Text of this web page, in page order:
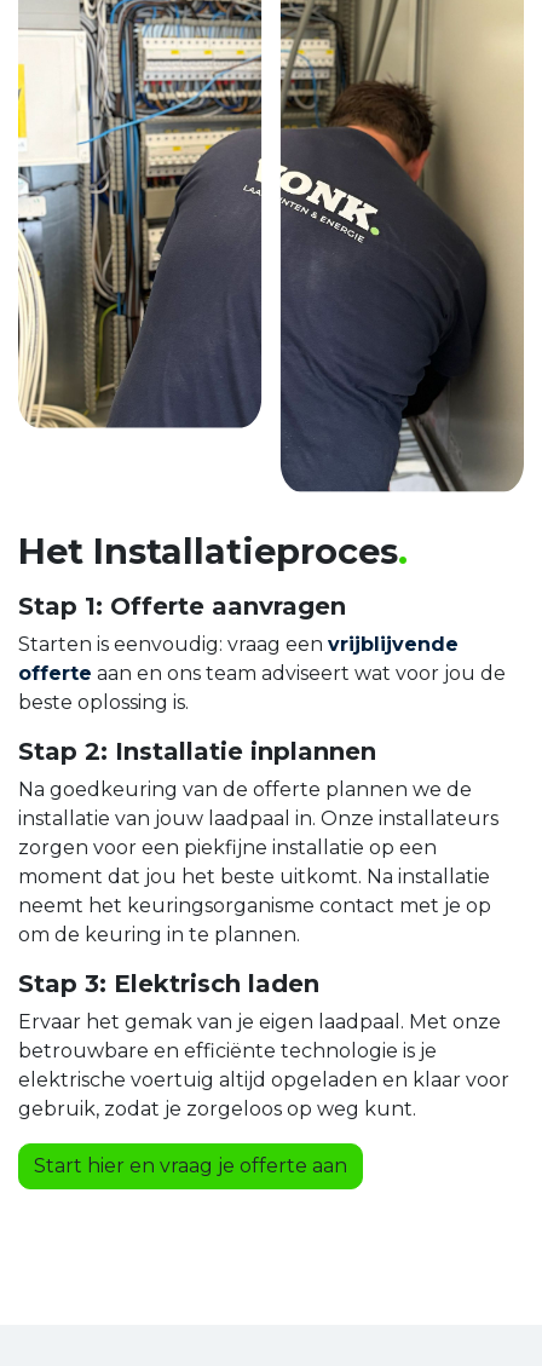
Het Installatieproces.
Stap 1: Offerte aanvragen
Starten is eenvoudig: vraag een vrijblijvende
offerte aan en ons team adviseert wat voor jou de
beste oplossing is.
Stap 2: Installatie inplannen
Na goedkeuring van de offerte plannen we de
installatie van jouw laadpaal in. Onze installateurs
zorgen voor een piekfijne installatie op een
moment dat jou het beste uitkomt. Na installatie
neemt het keuringsorganisme contact met je op
om de keuring in te plannen.
Stap 3: Elektrisch laden
Ervaar het gemak van je eigen laadpaal. Met onze
betrouwbare en efficiënte technologie is je
elektrische voertuig altijd opgeladen en klaar voor
gebruik, zodat je zorgeloos op weg kunt.
Start hier en vraag je offerte aan